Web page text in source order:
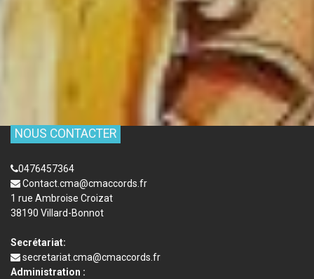
NOUS CONTACTER
0476457364
Contact.cma@cmaccords.fr
1 rue Ambroise Croizat
38190 Villard-Bonnot
Secrétariat:
secretariat.cma@cmaccords.fr
Administration :